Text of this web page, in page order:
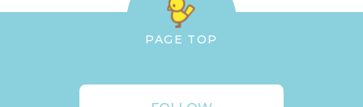
PAGE TOP